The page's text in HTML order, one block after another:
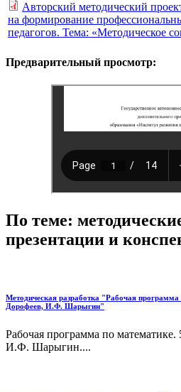
Авторский методический
на формирование
педагогов. Тема: «Методическое
Предварительный просмотр:
По теме:
презентации и
Методическая разработка "Рабочая
Дорофеев, И.Ф. Шарыгин"
Рабочая программа по
И.Ф. Шарыгин....